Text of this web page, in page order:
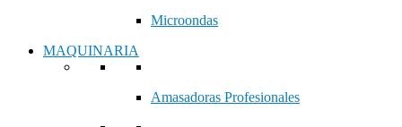
Microondas
MAQUINARIA
Amasadoras Profesionales